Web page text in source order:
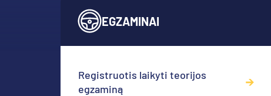
EGZAMINAI
Registruotis laikyti teorijos
egzaminą